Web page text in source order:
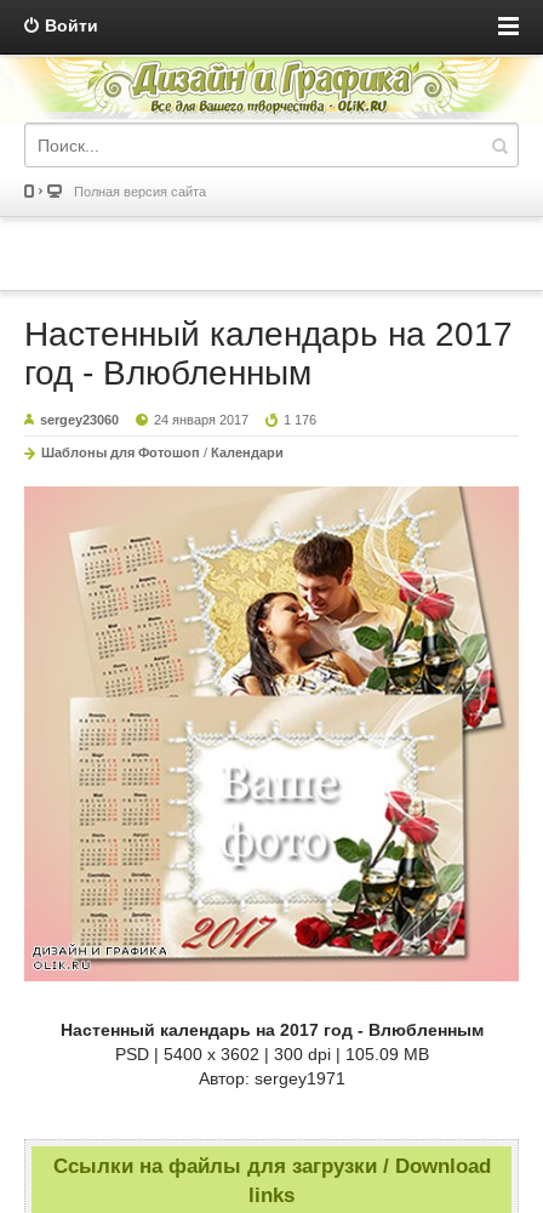
Войти
Полная версия сайта
Настенный календарь на 2017
год - Влюбленным
sergey23060 24 января 2017 1 176
Шаблоны для Фотошоп / Календари
Настенный календарь на 2017 год - Влюбленным
PSD | 5400 x 3602 | 300 dpi | 105.09 MB
Автор: sergey1971
Ссылки на файлы для загрузки / Download
links